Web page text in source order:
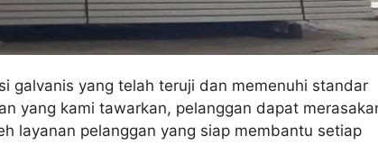
galvanis yang telah teruji dan memenuhi standar
yang kami tawarkan, pelanggan dapat
layanan pelanggan yang siap membantu setiap